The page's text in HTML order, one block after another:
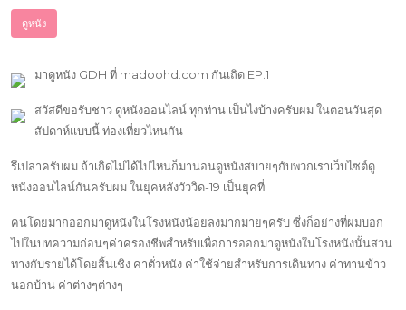
ดูหนัง
มาดูหนัง GDH ที่ madoohd.com กันเถิด EP.1
สวัสดีขอรับชาว ดูหนังออนไลน์ ทุกท่าน เป็นไงบ้างครับผม ในตอนวันสุด
สัปดาห์แบบนี้ ท่องเที่ยวไหนกัน
รึเปล่าครับผม ถ้าเกิดไม่ได้ไปไหนก็มานอนดูหนังสบายๆกับพวกเราเว็บไซต์ดู
หนังออนไลน์กันครับผม ในยุคหลังวัววิด-19 เป็นยุคที่
คนโดยมากออกมาดูหนังในโรงหนังน้อยลงมากมายๆครับ ซึ่งก็อย่างที่ผมบอก
ไปในบทความก่อนๆค่าครองชีพสำหรับเพื่อการออกมาดูหนังในโรงหนังนั้นสวน
ทางกับรายได้โดยสิ้นเชิง ค่าตั๋วหนัง ค่าใช้จ่ายสำหรับการเดินทาง ค่าทานข้าว
นอกบ้าน ค่าต่างๆต่างๆ